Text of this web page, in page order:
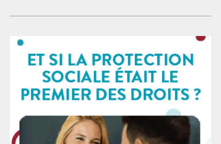
Mais le désaccord avec une décision judiciaire ne
saurait jamais justifier la mise en cause personnelle
d’un·e magistrat·e, encore moins les menaces, les
campagnes de haine, les attaques racistes ou les
tentatives d’intimidation. La campagne actuellement
menée contre l’un des magistrat·es ayant participé à
cette décision fait écho aux faits jugés en première
instance, puisqu’elle repose elle aussi sur la
désignation nominative de professionnel·es du droit,